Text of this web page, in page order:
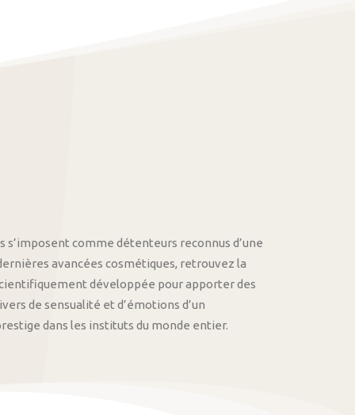
s’imposent comme détenteurs reconnus d’une
avancées cosmétiques, retrouvez la
développée pour apporter des
de sensualité et d’émotions d’un
dans les instituts du monde entier.